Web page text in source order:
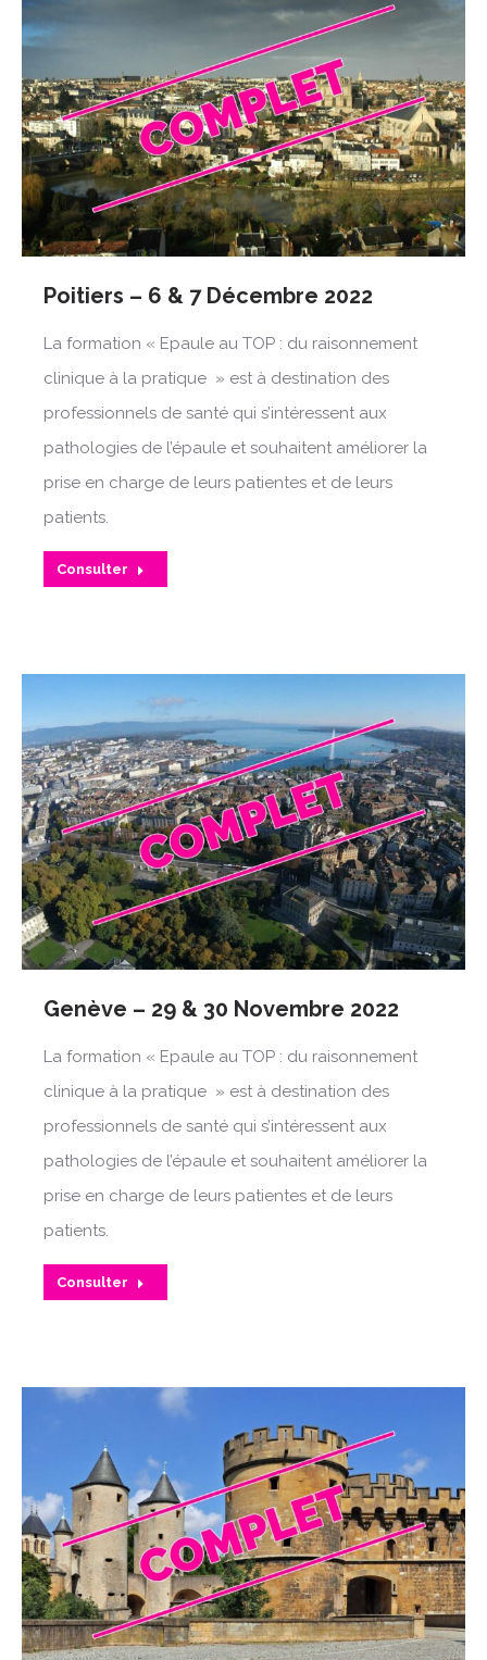
Poitiers – 6 & 7 Décembre 2022
La formation « Epaule au TOP : du raisonnement
clinique à la pratique » est à destination des
professionnels de santé qui s’intéressent aux
pathologies de l’épaule et souhaitent améliorer la
prise en charge de leurs patientes et de leurs
patients.
Consulter
Genève – 29 & 30 Novembre 2022
La formation « Epaule au TOP : du raisonnement
clinique à la pratique » est à destination des
professionnels de santé qui s’intéressent aux
pathologies de l’épaule et souhaitent améliorer la
prise en charge de leurs patientes et de leurs
patients.
Consulter